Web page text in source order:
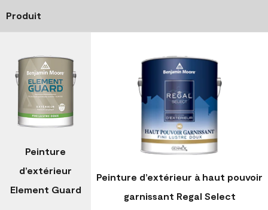
Produit
Peinture
d’extérieur
Element Guard
Peinture d’extérieur à haut pouvoir
garnissant Regal Select